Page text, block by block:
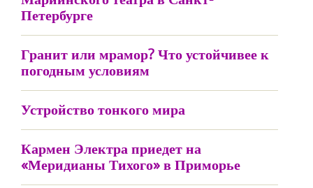
Петербурге
Гранит или мрамор? Что устойчивее к
погодным условиям
Устройство тонкого мира
Кармен Электра приедет на
«Меридианы Тихого» в Приморье